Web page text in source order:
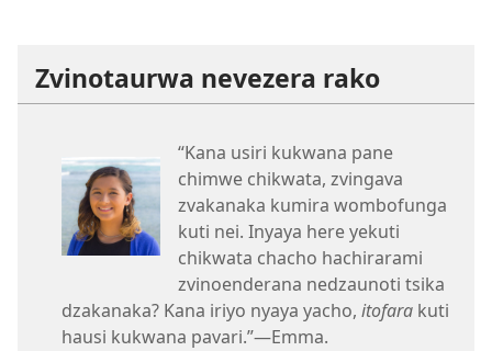
Zvinotaurwa nevezera rako
“Kana usiri kukwana pane
chimwe chikwata, zvingava
zvakanaka kumira wombofunga
kuti nei. Inyaya here yekuti
chikwata chacho hachirarami
zvinoenderana nedzaunoti tsika
dzakanaka? Kana iriyo nyaya yacho, itofara kuti
hausi kukwana pavari.”—Emma.